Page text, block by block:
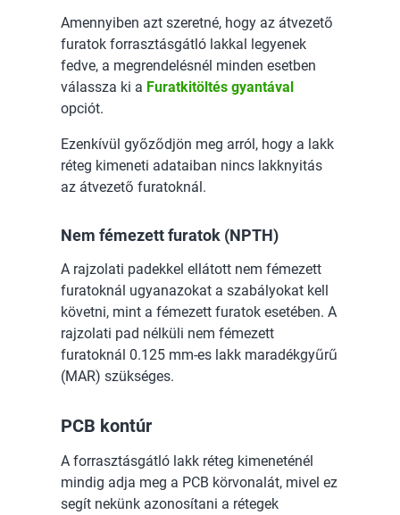
Amennyiben azt szeretné, hogy az átvezető
furatok forrasztásgátló lakkal legyenek
fedve, a megrendelésnél minden esetben
válassza ki a Furatkitöltés gyantával
opciót.
Ezenkívül győződjön meg arról, hogy a lakk
réteg kimeneti adataiban nincs lakknyitás
az átvezető furatoknál.
Nem fémezett furatok (NPTH)
A rajzolati padekkel ellátott nem fémezett
furatoknál ugyanazokat a szabályokat kell
követni, mint a fémezett furatok esetében. A
rajzolati pad nélküli nem fémezett
furatoknál 0.125 mm-es lakk maradékgyűrű
(MAR) szükséges.
PCB kontúr
A forrasztásgátló lakk réteg kimeneténél
mindig adja meg a PCB körvonalát, mivel ez
segít nekünk azonosítani a rétegek